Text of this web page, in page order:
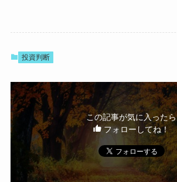
投資判断
この記事が気に入ったら
フォローしてね！